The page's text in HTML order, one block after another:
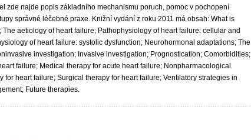
zde najde popis základního mechanismu poruch, pomoc v pochopení
správné léčebné praxe. Knižní vydání z roku 2011 má obsah: What is
aetiology of heart failure; Pathophysiology of heart failure: cellular and
of heart failure: systolic dysfunction; Neurohormonal adaptations; The
investigation; Invasive investigation; Prognostication; Comorbidities;
failure; Medical therapy for acute heart failure; Nonpharmacological
for heart failure; Surgical therapy for heart failure; Ventilatory strategies in
Future therapies.